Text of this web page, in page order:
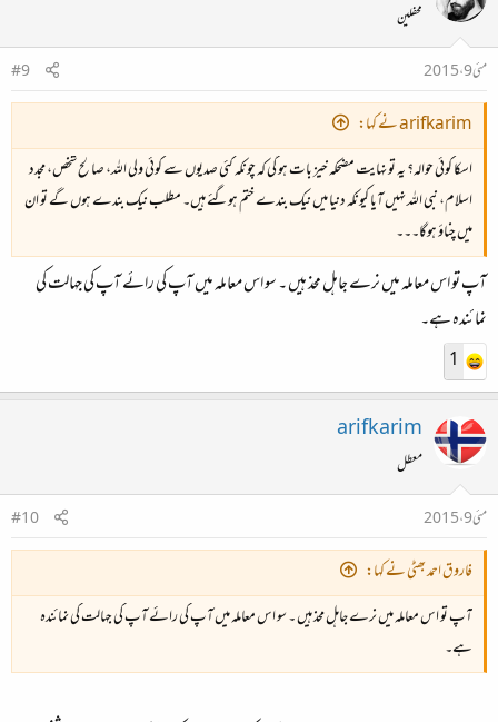
محفلین
مئی 9، 2015
#9
arifkarim نے کہا:
اسکا کوئی حوالہ؟ یہ تو نہایت مضحکہ خیز بات ہو گی کہ چونکہ کئی صدیوں سے کوئی ولی اللہ، صالح شخص، مجدد
اسلام، نبی اللہ نہیں آیا کیونکہ دنیا میں نیک بندے ختم ہوگئے ہیں۔ مطلب نیک بندے ہوں گے تو ان
میں چناؤ ہوگا۔۔۔
آپ تو اس معاملہ میں نرے جاہل محذ ہیں ۔ سو اس معاملہ میں آپ کی رائے آپ کی جہالت کی
نمائندہ ہے۔
1
arifkarim
معطل
مئی 9، 2015
#10
فاروق احمد بھٹی نے کہا:
آپ تو اس معاملہ میں نرے جاہل محذ ہیں ۔ سو اس معاملہ میں آپ کی رائے آپ کی جہالت کی نمائندہ
ہے۔